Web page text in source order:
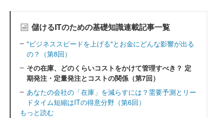
儲けるITのための基礎知識連載記事一覧
"ビジネススピードを上げる"とお金にどんな影響が出る
の？（第8回）
その在庫、どのくらいコストをかけて管理すべき？ 定
期発注・定量発注とコストの関係（第7回）
あなたの会社の「在庫」を減らすには？需要予測とリー
ドタイム短縮はITの得意分野（第6回）
もっと読む